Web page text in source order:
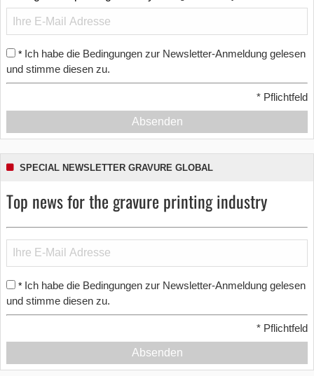
* Ich habe die Bedingungen zur Newsletter-Anmeldung gelesen
und stimme diesen zu.
* Pflichtfeld
Absenden
SPECIAL NEWSLETTER GRAVURE GLOBAL
Top news for the gravure printing industry
* Ich habe die Bedingungen zur Newsletter-Anmeldung gelesen
und stimme diesen zu.
* Pflichtfeld
Absenden